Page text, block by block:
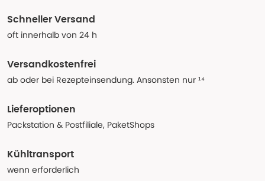
Schneller Versand
oft innerhalb von 24 h
Versandkostenfrei
ab oder bei Rezepteinsendung. Ansonsten nur ¹⁴
Lieferoptionen
Packstation & Postfiliale, PaketShops
Kühltransport
wenn erforderlich